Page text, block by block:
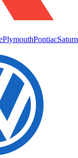
PlymouthPontiacSaturn